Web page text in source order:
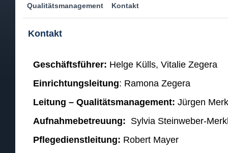
Qualitätsmanagement
Kontakt
Kontakt
Geschäftsführer: Helge Külls, Vitalie Zegera
Einrichtungsleitung: Ramona Zegera
Leitung – Qualitätsmanagement: Jürgen
Aufnahmebetreuung: Sylvia Steinweber-
Pflegedienstleitung: Robert Mayer